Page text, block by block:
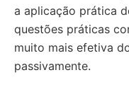
a aplicação prática
questões práticas
muito mais efetiva
passivamente.